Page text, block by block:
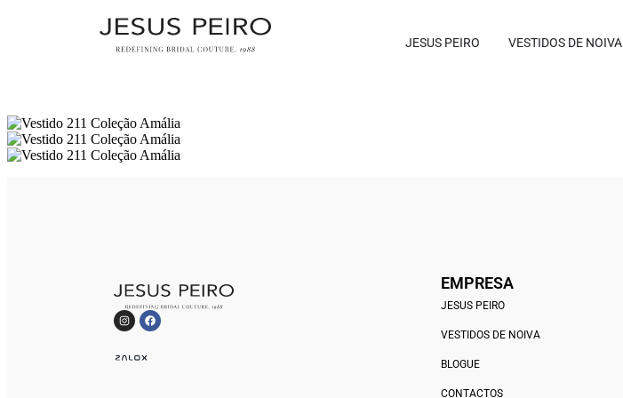
JESUS PEIRO VESTIDOS DE NOIVA
EMPRESA
JESUS PEIRO
VESTIDOS DE NOIVA
BLOGUE
CONTACTOS